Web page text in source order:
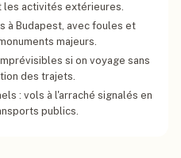
les activités extérieures.
à Budapest, avec foules et
majeurs.
si on voyage sans
des trajets.
: vols à l'arraché signalés en
publics.